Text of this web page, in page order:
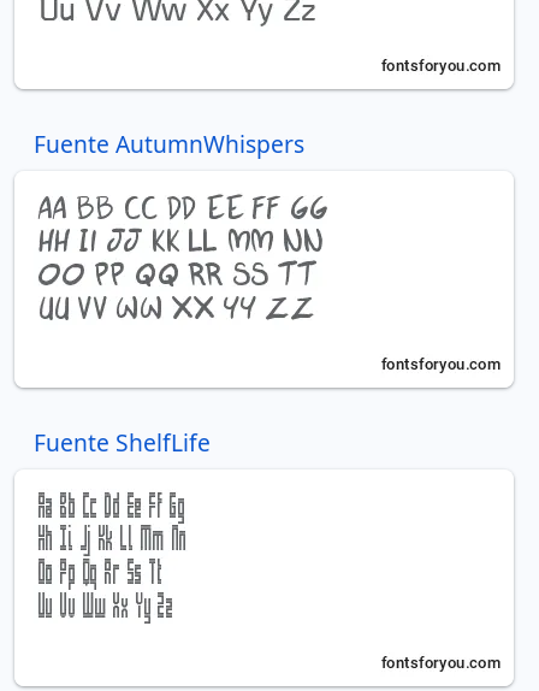
Fuente AutumnWhispers
Fuente ShelfLife